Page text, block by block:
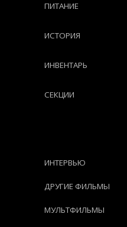
ПИТАНИЕ
ИСТОРИЯ
ИНВЕНТАРЬ
СЕКЦИИ
ИНТЕРВЬЮ
ДРУГИЕ ФИЛЬМЫ
МУЛЬТФИЛЬМЫ